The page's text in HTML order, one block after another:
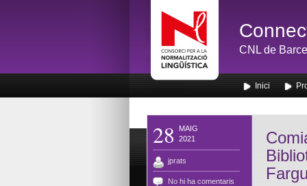
CNL de
Inici
28
MAIG
2021
jprats
No hi ha comentaris